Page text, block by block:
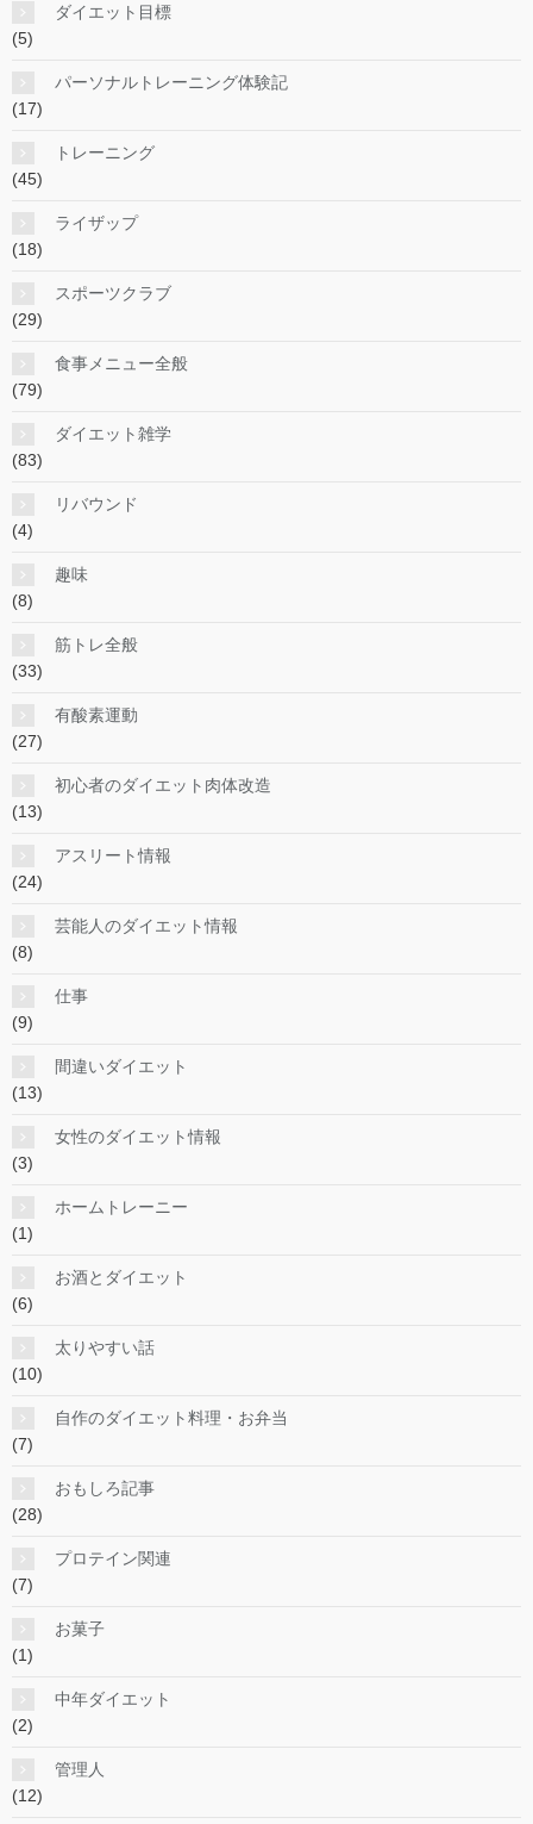
ダイエット目標
(5)
パーソナルトレーニング体験記
(17)
トレーニング
(45)
ライザップ
(18)
スポーツクラブ
(29)
食事メニュー全般
(79)
ダイエット雑学
(83)
リバウンド
(4)
趣味
(8)
筋トレ全般
(33)
有酸素運動
(27)
初心者のダイエット肉体改造
(13)
アスリート情報
(24)
芸能人のダイエット情報
(8)
仕事
(9)
間違いダイエット
(13)
女性のダイエット情報
(3)
ホームトレーニー
(1)
お酒とダイエット
(6)
太りやすい話
(10)
自作のダイエット料理・お弁当
(7)
おもしろ記事
(28)
プロテイン関連
(7)
お菓子
(1)
中年ダイエット
(2)
管理人
(12)